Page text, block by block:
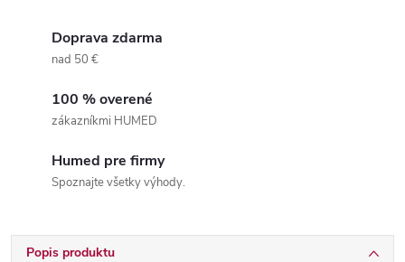
Doprava zdarma
nad 50 €
100 % overené
zákazníkmi HUMED
Humed pre firmy
Spoznajte všetky výhody.
Popis produktu